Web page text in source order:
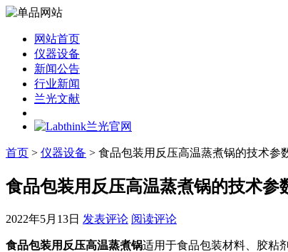
网站首页
仪器设备
新闻公告
行业新闻
兰光文献
首页 > 仪器设备 > 食品包装用反压高温蒸煮锅的技术参
食品包装用反压高温蒸煮锅的技术参
2022年5月13日 发表评论 阅读评论
食品包装用反压高温蒸煮锅适用于食品包装材料、胶粘